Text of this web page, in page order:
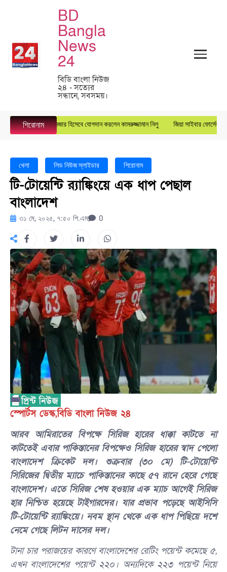
BD
Bangla
News
24
বিডি বাংলা নিউজ
২৪ - সত্যের
সন্ধানে, সবসময়।
শিরোনাম
জেনারেল ম্যানেজার হিসেবে যোগদান করলেন কামরুজ্জামান নিলু জিয়া সাইবার ফোর্সের কেন্দ্রীয়
খেলা লিড নিউজ স্লাইডার শিরোনাম
টি-টোয়েন্টি র‌্যাঙ্কিংয়ে এক ধাপ পেছাল
বাংলাদেশ
৩১ মে, ২০২৫, ৭:৫০ পি.এম 0
স্পোর্টস ডেস্ক,বিডি বাংলা নিউজ ২৪
আরব আমিরাতের বিপক্ষে সিরিজ হারের ধাক্কা কাটতে না
কাটতেই এবার পাকিস্তানের বিপক্ষেও সিরিজ হারের স্বাদ পেলো
বাংলাদেশ ক্রিকেট দল। শুক্রবার (৩০ মে) টি-টোয়েন্টি
সিরিজের দ্বিতীয় ম্যাচে পাকিস্তানের কাছে ৫৭ রানে হেরে গেছে
বাংলাদেশ। এতে সিরিজ শেষ হওয়ার এক ম্যাচ আগেই সিরিজ
হার নিশ্চিত হয়েছে টাইগারদের। যার প্রভাব পড়েছে আইসিসি
টি-টোয়েন্টি র‍্যাঙ্কিংয়ে। নবম স্থান থেকে এক ধাপ পিছিয়ে দশে
নেমে গেছে লিটন দাসের দল।
টানা চার পরাজয়ের কারণে বাংলাদেশের রেটিং পয়েন্ট কমেছে ৫,
এখন বাংলাদেশের পয়েন্ট ২২০। অন্যদিকে ২২৩ পয়েন্ট নিয়ে